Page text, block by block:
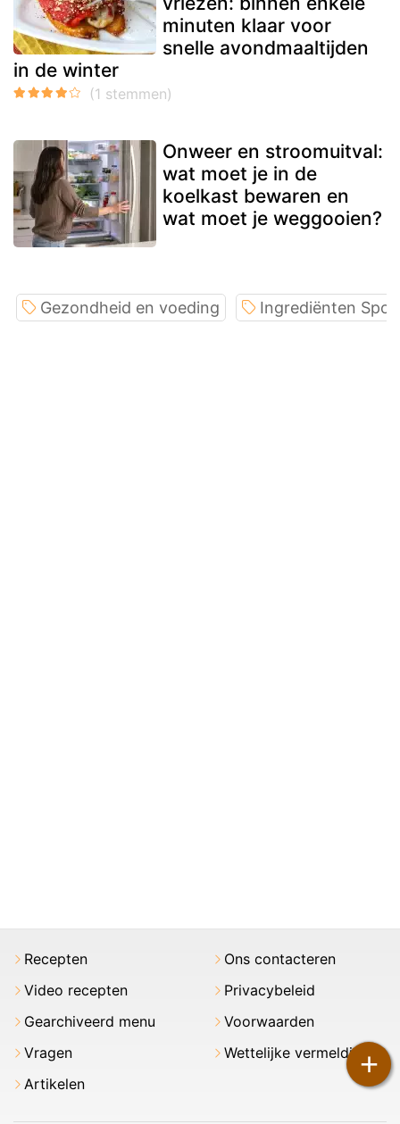
minuten klaar voor
snelle avondmaaltijden
in de winter
Onweer en stroomuitval:
wat moet je in de
koelkast bewaren en
wat moet je weggooien?
+
Gezondheid en voeding Ingrediënten
Recepten
Video recepten
Gearchiveerd menu
Vragen
Artikelen
Ons contacteren
Privacybeleid
Voorwaarden
Wettelijke vermeldingen